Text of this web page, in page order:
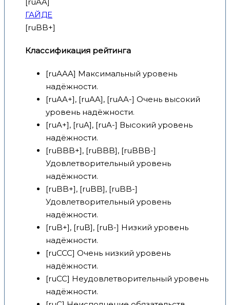
ГАЙДЕ
[ruBB+]
Классификация рейтинга
[ruAAA] Максимальный уровень
надёжности.
[ruAA+], [ruAA], [ruAA-] Очень высокий
уровень надёжности.
[ruA+], [ruA], [ruA-] Высокий уровень
надёжности.
[ruBBB+], [ruBBB], [ruBBB-]
Удовлетворительный уровень
надёжности.
[ruBB+], [ruBB], [ruBB-]
Удовлетворительный уровень
надёжности.
[ruB+], [ruB], [ruB-] Низкий уровень
надёжности.
[ruCCC] Очень низкий уровень
надёжности.
[ruCC] Неудовлетворительный уровень
надёжности.